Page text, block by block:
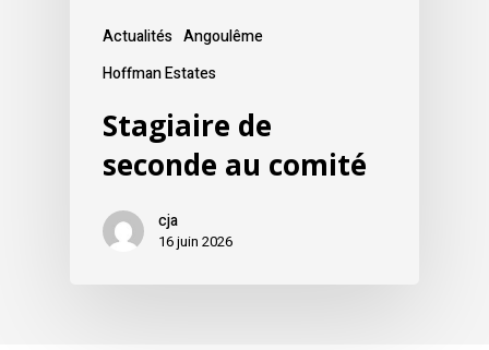
Actualités Angoulême
Hoffman Estates
Stagiaire de
seconde au comité
cja
16 juin 2026